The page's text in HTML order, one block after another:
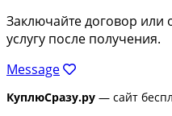
Заключайте договор или
услугу после получения.
Message
КуплюСразу.ру — сайт